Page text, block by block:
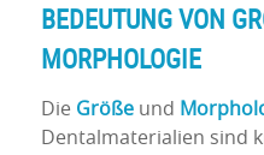
BEDEUTUNG VON
ORPHOLOGIE
Die Größeund
Dentalmaterialien sind